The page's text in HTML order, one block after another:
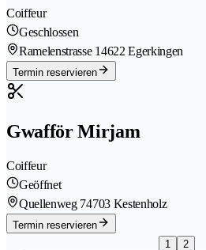
Coiffeur
Geschlossen
Ramelenstrasse 14622 Egerkingen
Termin reservieren
Gwafför Mirjam
Coiffeur
Geöffnet
Quellenweg 74703 Kestenholz
Termin reservieren
1
2